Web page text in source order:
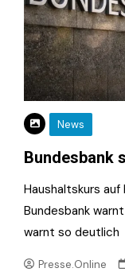
News
Bundesbank
Haushaltskurs
Bundesbank
warnt so deutlich
Presse.Online